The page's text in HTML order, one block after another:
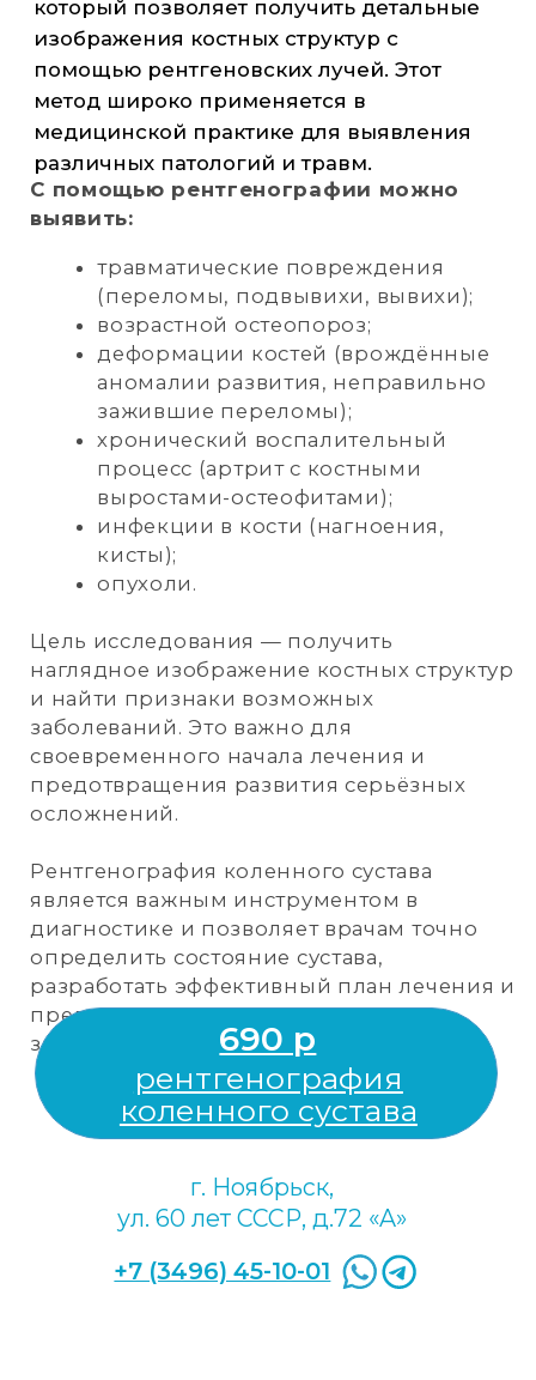
ЛОБНОЙ ПАЗУХИ
Врач может назначить рентгенографию
лобной пазухи при наличии следующих
симптомов:
частые боли в околоносовой
области;
постоянная заложенность носа;
травмы носа;
частые носовые кровотечения;
подозрение на воспаление лобных
Процедура не требует специальной
подготовки. Перед обследованием
необходимо снять с себя все
протезы и слуховой аппарат, а также
предупредить врача о наличии
имплантов.
Доверьтесь опыту и профессионализму
специалистов, чтобы получить точные
результаты и эффективное лечение.
Это информативное исследование,
изображение лобных пазух и выявить
различные патологии, такие как
воспалительные процессы, кисты,
опухоли и инородные тела. Этот метод
диагностики широко используется в
отоларингологии и является
выявления заболеваний носа и
околоносовых пазух.
550 р
рентгенография
лобной пазухи
+7 (3496) 45-10-01
ул. 60 лет СССР, д.72 «A»
РЕНТГЕНОГРАФИЯ
ЛОКТЕВОГО
СУСТАВА
Это надёжный и информативный метод
диагностики, который позволяет
сочленения с помощью рентгеновских
лучей. Этот метод широко используется
в травматологии и ортопедии для
различных патологий.